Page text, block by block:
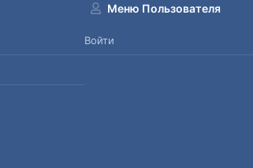
Меню Пользователя
Войти